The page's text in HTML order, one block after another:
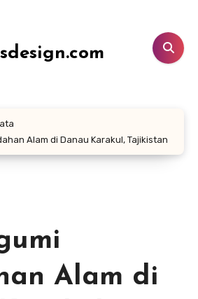
Alam di Danau Karakul, Tajikistan
Alam di